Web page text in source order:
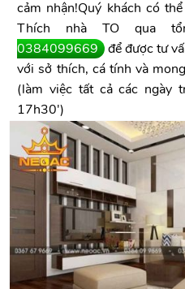
cảm nhận!Quý khách có
Thích nhà TO qua
0384099669 để được tư
với sở thích, cá tính và
(làm việc tất cả các ngày
17h30')